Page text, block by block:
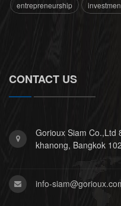
entrepreneurship
CONTACT US
Gorioux Siam Co.,Ltd
khanong, Bangkok
info-